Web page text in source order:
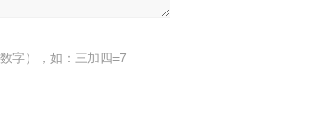
字），如：三加四=7